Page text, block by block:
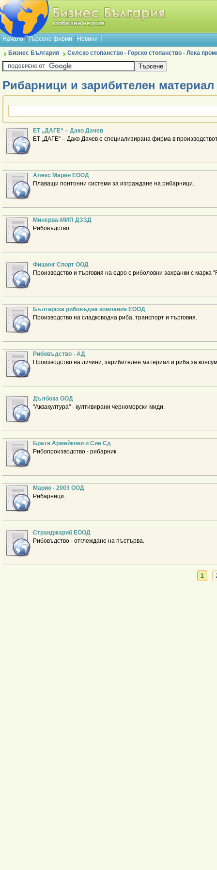
Начало Търсене фирми Новини
Бизнес България Селско стопанство - Горско стопанство - Лека
Рибарници и зарибителен материал
ЕТ „ДАГЕ“ – Дако Дачeв
ЕТ „ДАГЕ“ – Дако Дачeв е специализирана фирма в
Алекс Марин ЕООД
Плаващи понтонни системи за изграждане на рибарници.
Минерва-МИП ДЗЗД
Рибовъдство.
Фишинг Спорт ООД
Производство и търговия на едро с риболовни захранки с марка
Българска рибовъдна компания ЕООД
Производство на сладководна риба, транспорт и търговия.
Рибовъдство - АД
Производство на личини, зарибителен материал и риба за
Дълбока ООД
"Аквакултура" - култивирани черноморски миди.
Братя Армейкови и Сие Сд
Рибопроизводство - рибарник.
Марио - 2003 ООД
Рибарници.
Странджариб ЕООД
Рибовъдство - отглеждане на пъстърва.
1